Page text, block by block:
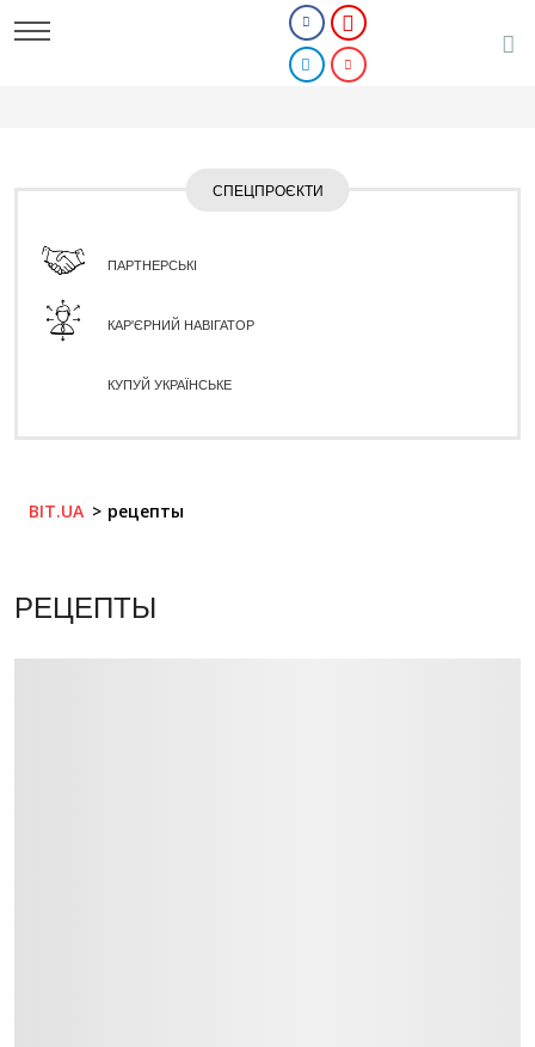
СПЕЦПРОЄКТИ
ПАРТНЕРСЬКІ
КАР'ЄРНИЙ НАВІГАТОР
КУПУЙ УКРАЇНСЬКЕ
BIT.UA рецепты
РЕЦЕПТЫ